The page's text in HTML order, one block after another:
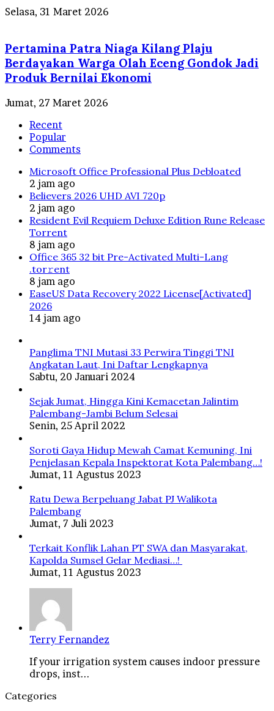
Selasa, 31 Maret 2026
Pertamina Patra Niaga Kilang Plaju
Berdayakan Warga Olah Eceng Gondok Jadi
Produk Bernilai Ekonomi
Jumat, 27 Maret 2026
Recent
Popular
Comments
Microsoft Office Professional Plus Debloated
2 jam ago
Believers 2026 UHD AVI 720p
2 jam ago
Resident Evil Requiem Deluxe Edition Rune Release
Torrent
8 jam ago
Office 365 32 bit Pre-Activated Multi-Lang
.tоr𝚛еnt
8 jam ago
EaseUS Data Recovery 2022 License[Activated]
2026
14 jam ago
Panglima TNI Mutasi 33 Perwira Tinggi TNI
Angkatan Laut, Ini Daftar Lengkapnya
Sabtu, 20 Januari 2024
Sejak Jumat, Hingga Kini Kemacetan Jalintim
Palembang-Jambi Belum Selesai
Senin, 25 April 2022
Soroti Gaya Hidup Mewah Camat Kemuning, Ini
Penjelasan Kepala Inspektorat Kota Palembang…!
Jumat, 11 Agustus 2023
Ratu Dewa Berpeluang Jabat PJ Walikota
Palembang
Jumat, 7 Juli 2023
Terkait Konflik Lahan PT SWA dan Masyarakat,
Kapolda Sumsel Gelar Mediasi…!
Jumat, 11 Agustus 2023
Terry Fernandez
If your irrigation system causes indoor pressure
drops, inst...
Categories